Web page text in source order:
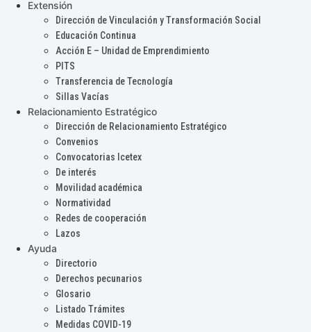
Extensión
Dirección de Vinculación y Transformación Social
Educación Continua
Acción E – Unidad de Emprendimiento
PITS
Transferencia de Tecnología
Sillas Vacías
Relacionamiento Estratégico
Dirección de Relacionamiento Estratégico
Convenios
Convocatorias Icetex
De interés
Movilidad académica
Normatividad
Redes de cooperación
Lazos
Ayuda
Directorio
Derechos pecunarios
Glosario
Listado Trámites
Medidas COVID-19